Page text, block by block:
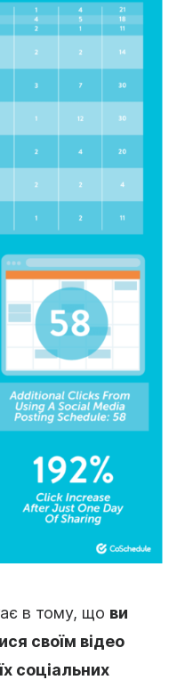
в тому, що ви
своїм відео
соціальних